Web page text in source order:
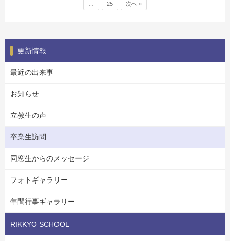
25 次へ »
更新情報
最近の出来事
お知らせ
立教生の声
卒業生訪問
同窓生からのメッセージ
フォトギャラリー
年間行事ギャラリー
RIKKYO SCHOOL